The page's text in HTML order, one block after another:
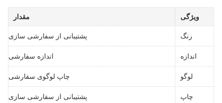
ویژگی مقدار
رنگ پشتیبانی از سفارشی سازی
اندازه اندازه سفارشی
لوگو چاپ لوگوی سفارشی
چاپ پشتیبانی از سفارشی سازی